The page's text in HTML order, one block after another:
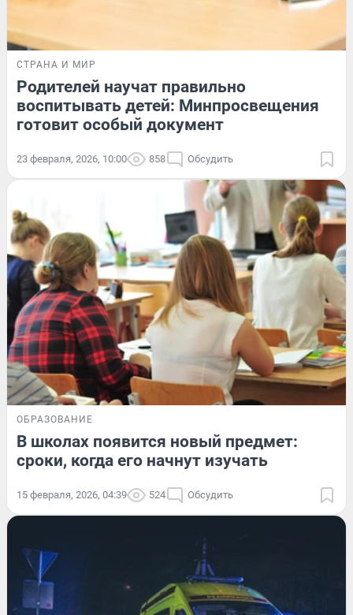
СТРАНА И МИР
Родителей научат правильно
воспитывать детей: Минпросвещения
готовит особый документ
23 февраля, 2026, 10:00 858 Обсудить
ОБРАЗОВАНИЕ
В школах появится новый предмет:
сроки, когда его начнут изучать
15 февраля, 2026, 04:39 524 Обсудить